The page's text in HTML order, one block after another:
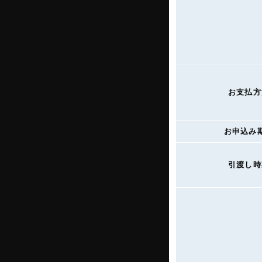
お支払
お申込み
引渡し